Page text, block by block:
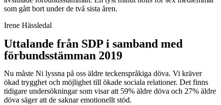
som gått bort under de två sista åren.
Irene Hässledal
Uttalande från SDP i samband med
förbundsstämman 2019
Nu måste Ni lyssna på oss äldre teckenspråkiga döva. Vi kräver
ökad trygghet och möjlighet till ökade sociala relationer. Det finns
tidigare undersökningar som visar att 59% äldre döva och 27% äldre
döva säger att de saknar emotionellt stöd.